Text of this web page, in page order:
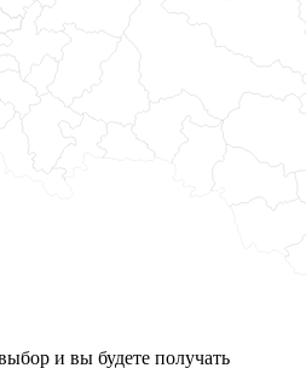
и вы будете получать